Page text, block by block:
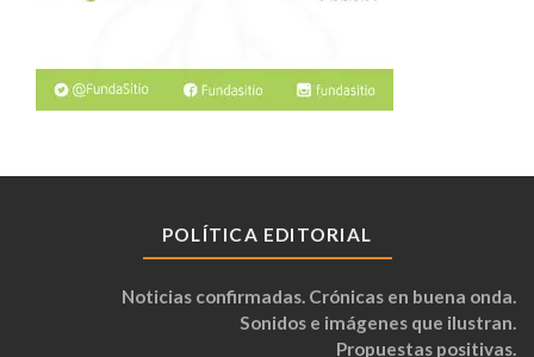
POLÍTICA EDITORIAL
Noticias confirmadas. Crónicas en buena onda.
Sonidos e imágenes que ilustran.
Propuestas positivas.